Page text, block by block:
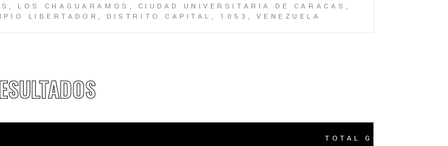
LOS CHAGUARAMOS, CIUDAD UNIVERSITARIA DE CARACAS,
LIBERTADOR, DISTRITO CAPITAL, 1053, VENEZUELA
TOTAL GOLES